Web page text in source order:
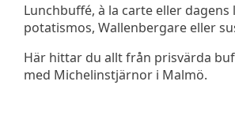
Lunchbuffé, à la carte eller
potatismos, Wallenbergare eller
Här hittar du allt från prisvärda
med Michelinstjärnor i Malmö.